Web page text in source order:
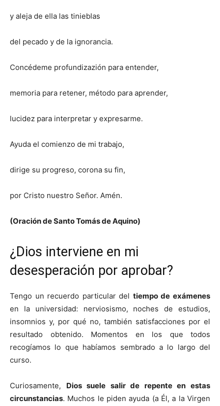
y aleja de ella las tinieblas
del pecado y de la ignorancia.
Concédeme profundizazión para entender,
memoria para retener, método para aprender,
lucidez para interpretar y expresarme.
Ayuda el comienzo de mi trabajo,
dirige su progreso, corona su fin,
por Cristo nuestro Señor. Amén.
(Oración de Santo Tomás de Aquino)
¿Dios interviene en mi
desesperación por aprobar?
Tengo un recuerdo particular del tiempo de exámenes
en la universidad: nerviosismo, noches de estudios,
insomnios y, por qué no, también satisfacciones por el
resultado obtenido. Momentos en los que todos
recogíamos lo que habíamos sembrado a lo largo del
curso.
Curiosamente, Dios suele salir de repente en estas
circunstancias. Muchos le piden ayuda (a Él, a la Virgen